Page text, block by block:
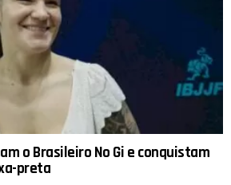
o Brasileiro No Gi e conquistam
preta